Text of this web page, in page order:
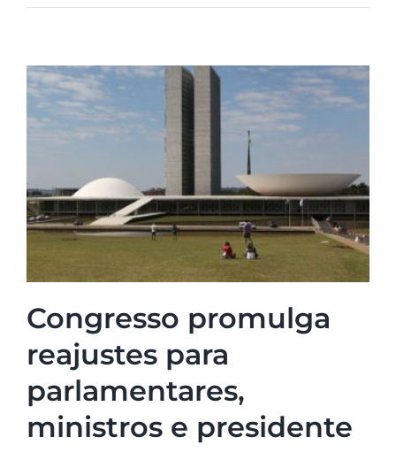
Congresso promulga
reajustes para
parlamentares,
ministros e presidente